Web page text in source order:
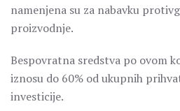
namenjena su za nabavku
proizvodnje.
Bespovratna sredstva po ovom
iznosu do 60% od ukupnih
investicije.